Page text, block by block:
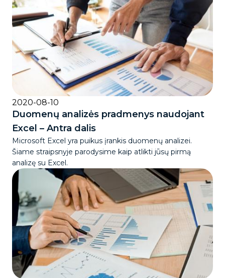
2020-08-10
Duomenų analizės pradmenys naudojant
Excel – Antra dalis
Microsoft Excel yra puikus įrankis duomenų analizei.
Šiame straipsnyje parodysime kaip atlikti jūsų pirmą
analizę su Excel.